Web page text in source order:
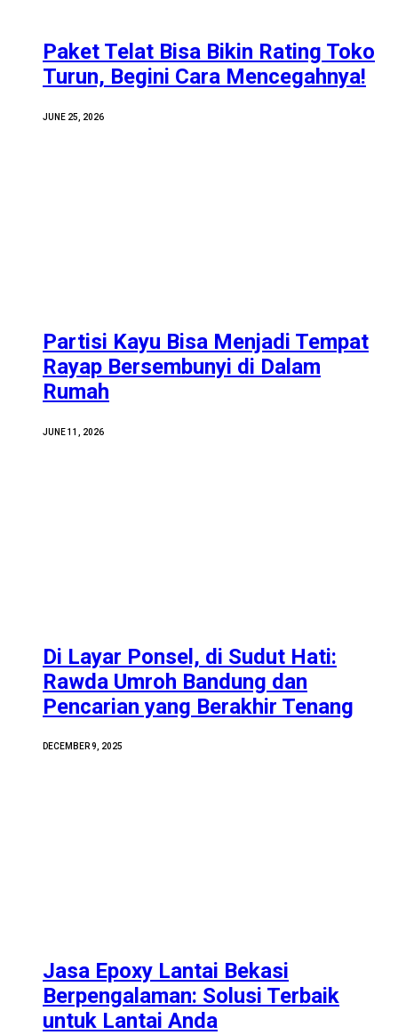
Paket Telat Bisa Bikin Rating Toko
Turun, Begini Cara Mencegahnya!
JUNE 25, 2026
Partisi Kayu Bisa Menjadi Tempat
Rayap Bersembunyi di Dalam
Rumah
JUNE 11, 2026
Di Layar Ponsel, di Sudut Hati:
Rawda Umroh Bandung dan
Pencarian yang Berakhir Tenang
DECEMBER 9, 2025
Jasa Epoxy Lantai Bekasi
Berpengalaman: Solusi Terbaik
untuk Lantai Anda